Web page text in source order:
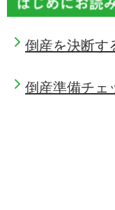
倒産を決断す
倒産準備チェ